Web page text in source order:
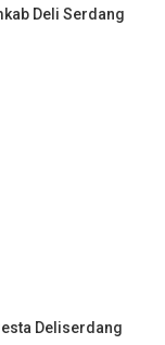
Deli Serdang
Deliserdang